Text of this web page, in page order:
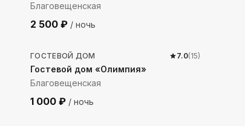
Благовещенская
2 500 ₽ / ночь
1515м до моря
ГОСТЕВОЙ ДОМ 7.0(15)
Гостевой дом «Олимпия»
Благовещенская
1 000 ₽ / ночь